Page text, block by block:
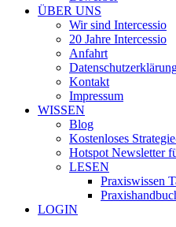
ÜBER UNS
Wir sind Intercessio
20 Jahre Intercessio
Anfahrt
Kontakt
Impressum
WISSEN
Blog
Kostenloses
Hotspot Newsletter
LESEN
Praxiswissen
LOGIN